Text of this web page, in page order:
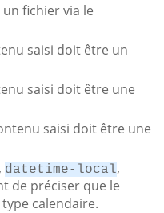
fichier via le
saisi doit être un
saisi doit être une
saisi doit être une
, datetime-local,
de préciser que le
calendaire.